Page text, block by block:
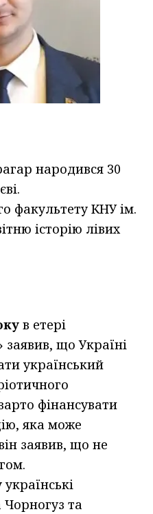
народився 30
факультету КНУ ім.
історію лівих
в етері
заявив, що Україні
український
фінансувати
яка може
заявив, що не
українські
та